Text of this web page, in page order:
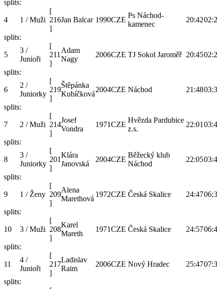
splits:
4 1 / Muži
[
216
]
Jan Balcar 1990CZE
Ps Náchod-
kamenec
20:42
splits:
5
3 /
Junioři
[
211
]
Adam
Nagy
2006CZE TJ Sokol Jaroměř 20:45
splits:
6
2 /
Juniorky
[
219
]
Štěpánka
Kubíčková
2004CZE Náchod 21:48
splits:
7 2 / Muži
[
214
]
Josef
Vondra
1971CZE
Hvězda Pardubice
z.s.
22:01
splits:
8
3 /
Juniorky
[
201
]
Klára
Janovská
2004CZE
Běžecký klub
Náchod
22:05
splits:
9 1 / Ženy
[
209
]
Alena
Marethová
1972CZE Česká Skalice 24:47
splits:
10 3 / Muži
[
208
]
Karel
Mareth
1971CZE Česká Skalice 24:57
splits:
11
4 /
Junioři
[
217
]
Ladislav
Raim
2006CZE Nový Hradec 25:47
splits: